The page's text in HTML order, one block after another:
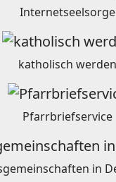
Internetseelsorge
katholisch werden
Pfarrbriefservice
in